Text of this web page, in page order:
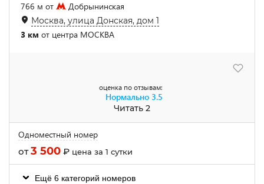
766 м от
Добрынинская
Москва, улица Донская, дом 1
3 км от центра МОСКВА
оценка по отзывам:
Нормально 3.5
Читать 2
Одноместный номер
от3 500 ₽ цена за 1 сутки
Ещё 6 категорий номеров